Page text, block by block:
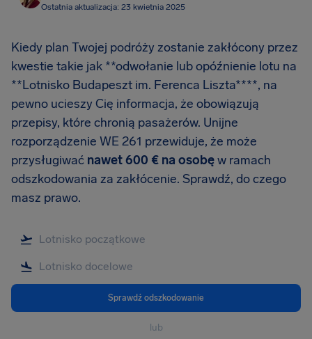
Ostatnia aktualizacja: 23 kwietnia 2025
Kiedy plan Twojej podróży zostanie zakłócony przez
kwestie takie jak **odwołanie lub opóźnienie lotu na
**Lotnisko Budapeszt im. Ferenca Liszta****, na
pewno ucieszy Cię informacja, że obowiązują
przepisy, które chronią pasażerów. Unijne
rozporządzenie WE 261 przewiduje, że może
przysługiwać nawet600 € na osobęw ramach
odszkodowania za zakłócenie. Sprawdź, do czego
masz prawo.
Sprawdź odszkodowanie
lub